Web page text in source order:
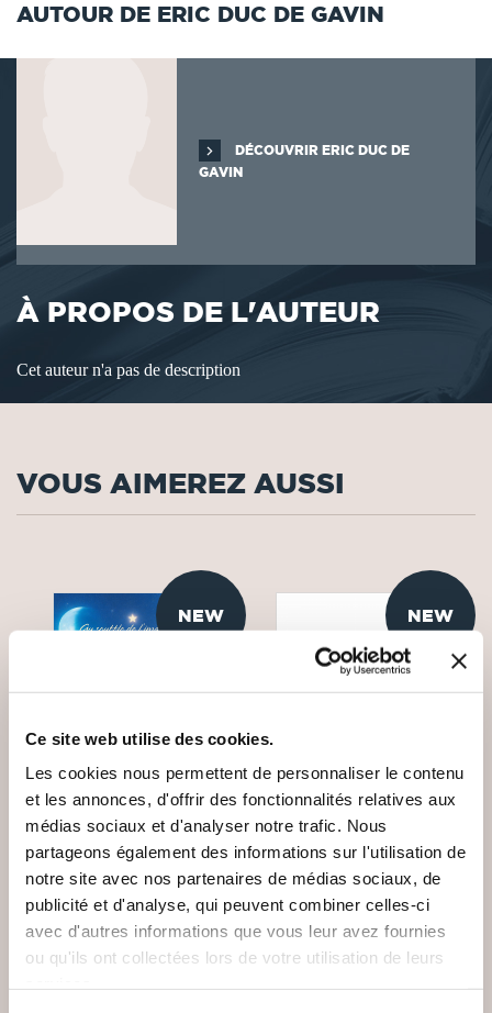
Ce site web utilise des cookies.
Les cookies nous permettent de personnaliser le contenu
et les annonces, d'offrir des fonctionnalités relatives aux
médias sociaux et d'analyser notre trafic. Nous
partageons également des informations sur l'utilisation de
notre site avec nos partenaires de médias sociaux, de
publicité et d'analyse, qui peuvent combiner celles-ci
avec d'autres informations que vous leur avez fournies
ou qu'ils ont collectées lors de votre utilisation de leurs
AUTOUR DE ERIC DUC DE GAVIN
DÉCOUVRIR ERIC DUC DE
GAVIN
À PROPOS DE L'AUTEUR
Cet auteur n'a pas de description
VOUS AIMEREZ AUSSI
NEW
(0 avis)
Mireille Viller
AU SOUFFLE DE
NEW
(0 avis)
Lola Guelle
D'OMBRE ET DE